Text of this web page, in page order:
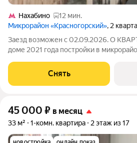
Нахабино
12 мин.
Микрорайон «Красногорский», 2
Заезд возможен с 02.09.2026. О
доме 2021 года постройки в
микроволновая печь, чайник Мебель:
обеденный стол, диван-кушетка,
Снять
45 000 ₽ в месяц
33 м² 1-комн. квартира 2 этаж из 17